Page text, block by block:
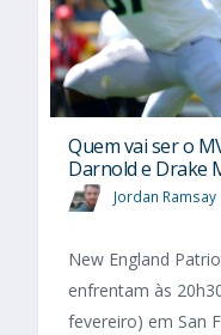
Quem vai ser o
Darnold e Drake
Jordan Ramsay
New England
enfrentam às
fevereiro) em San